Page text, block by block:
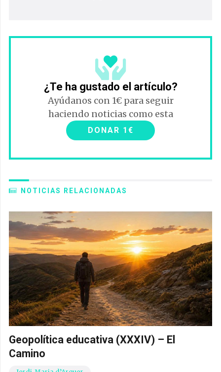
¿Te ha gustado el artículo?
Ayúdanos con 1€ para seguir
haciendo noticias como esta
DONAR 1€
NOTICIAS RELACIONADAS
Geopolítica educativa (XXXIV) – El
Camino